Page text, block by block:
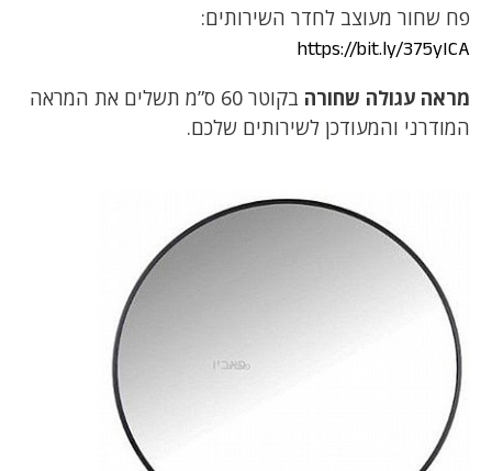
פח שחור מעוצב לחדר השירותים:
https://bit.ly/375yICA
מראה עגולה שחורה
בקוטר 60 ס”מ תשלים את המראה
המודרני והמעודכן לשירותים שלכם.